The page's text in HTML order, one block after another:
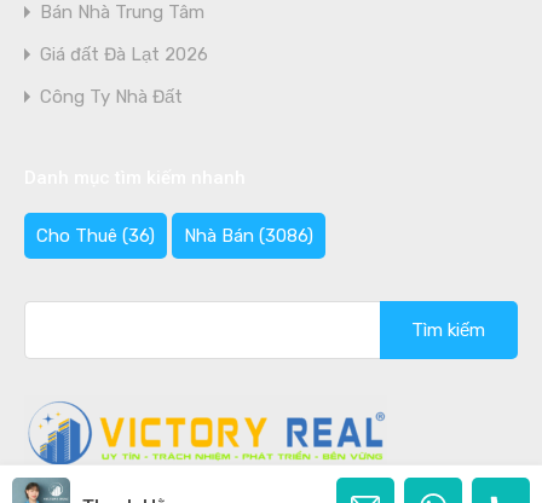
Bán Nhà Trung Tâm
Giá đất Đà Lạt 2026
Công Ty Nhà Đất
Cho Thuê (36) Nhà Bán (3086)
cho: